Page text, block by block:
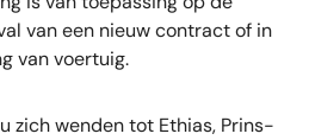
van een nieuw contract of in
van voertuig.
zich wenden tot Ethias, Prins-